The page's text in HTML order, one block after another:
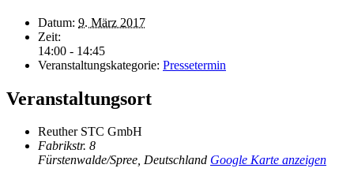
Datum: 9. März 2017
Zeit:
14:00 - 14:45
Veranstaltungskategorie: Pressetermin
Veranstaltungsort
Reuther STC GmbH
Fabrikstr. 8
Fürstenwalde/Spree, Deutschland Google Karte anzeigen